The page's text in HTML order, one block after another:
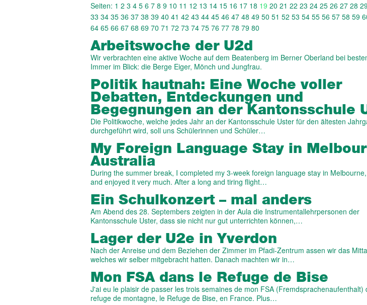
Seiten: 1 2 3 4 5 6 7 8 9 10 11 12 13 14 15 16 17 18 19 20 21 22 23 24 25 26 27 28
33 34 35 36 37 38 39 40 41 42 43 44 45 46 47 48 49 50 51 52 53 54 55 56 57 58 59
64 65 66 67 68 69 70 71 72 73 74 75 76 77 78 79 80
Arbeitswoche der U2d
Wir verbrachten eine aktive Woche auf dem Beatenberg im Berner Oberland bei
Immer im Blick: die Berge Eiger, Mönch und Jungfrau.
Politik hautnah: Eine Woche voller
Debatten, Entdeckungen und
Begegnungen an der Kantonsschule
Die Politikwoche, welche jedes Jahr an der Kantonsschule Uster für den ältesten
durchgeführt wird, soll uns Schülerinnen und Schüler…
My Foreign Language Stay in
Australia
During the summer break, I completed my 3-week foreign language stay in
and enjoyed it very much. After a long and tiring flight…
Ein Schulkonzert – mal anders
Am Abend des 28. Septembers zeigten in der Aula die Instrumentallehrpersonen der
Kantonsschule Uster, dass sie nicht nur gut unterrichten können,…
Lager der U2e in Yverdon
Nach der Anreise und dem Beziehen der Zimmer im Pfadi-Zentrum assen wir das
welches wir selber mitgebracht hatten. Danach machten wir in…
Mon FSA dans le Refuge de Bise
J'ai eu le plaisir de passer les trois semaines de mon FSA (Fremdsprachenaufenthalt)
refuge de montagne, le Refuge de Bise, en France. Plus…